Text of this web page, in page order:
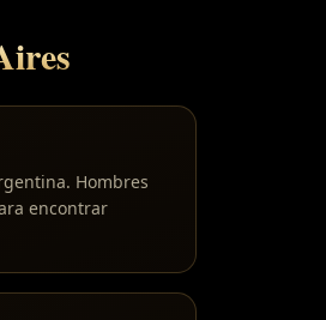
Hombres
encontrar